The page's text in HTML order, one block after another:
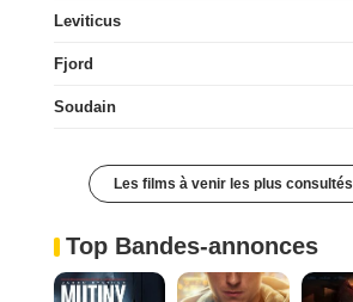
Leviticus
Fjord
Soudain
Les films à venir les plus consultés
Top Bandes-annonces
Mutiny Bande-annonce VO STFR Spider-Man: Brand New Day Bande-annonce VO STFR